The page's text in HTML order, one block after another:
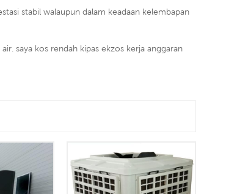
stabil walaupun dalam keadaan kelembapan
saya kos rendah kipas ekzos kerja anggaran